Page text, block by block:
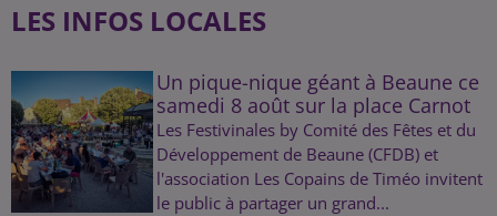
LES INFOS LOCALES
Un pique-nique géant à Beaune ce
samedi 8 août sur la place Carnot
Les Festivinales by Comité des Fêtes et du
Développement de Beaune (CFDB) et
l'association Les Copains de Timéo invitent
le public à partager un grand...